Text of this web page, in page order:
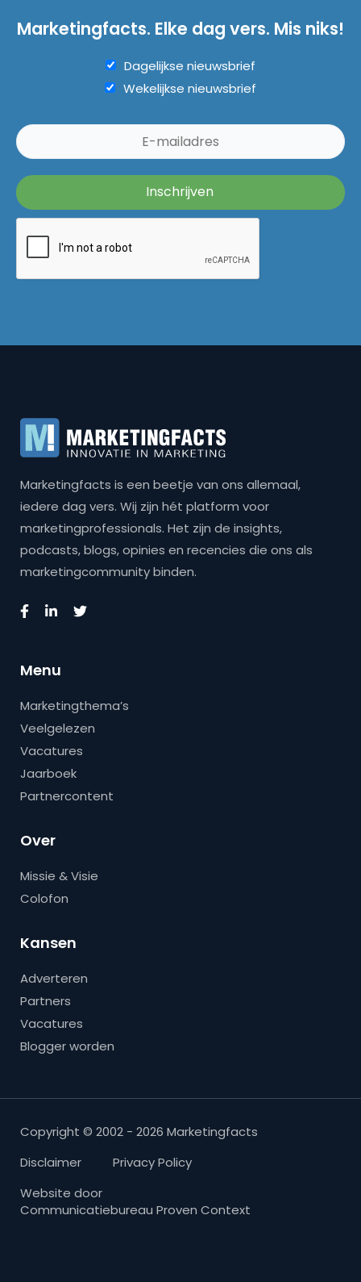
Marketingfacts. Elke dag vers. Mis niks!
Dagelijkse nieuwsbrief
Wekelijkse nieuwsbrief
Marketingfacts is een beetje van ons allemaal,
iedere dag vers. Wij zijn hét platform voor
marketingprofessionals. Het zijn de insights,
podcasts, blogs, opinies en recencies die ons als
marketingcommunity binden.
Menu
Marketingthema’s
Veelgelezen
Vacatures
Jaarboek
Partnercontent
Over
Missie & Visie
Colofon
Kansen
Adverteren
Partners
Vacatures
Blogger worden
Copyright © 2002 - 2026 Marketingfacts
Disclaimer
Privacy Policy
Website door
Communicatiebureau Proven Context